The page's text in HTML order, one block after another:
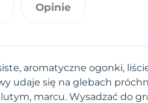
Opinie
aromatyczne ogonki,
udaje się na glebach
marcu. Wysadzać do